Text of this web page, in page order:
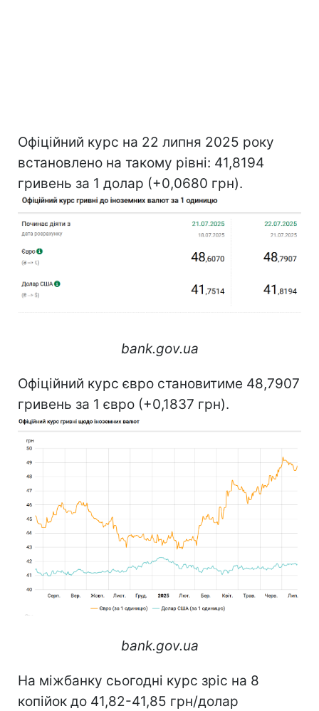
Офіційний курс на 22 липня 2025 року
встановлено на такому рівні: 41,8194
гривень за 1 долар (+0,0680 грн).
bank.gov.ua
Офіційний курс євро становитиме 48,7907
гривень за 1 євро (+0,1837 грн).
bank.gov.ua
На міжбанку сьогодні курс зріс на 8
копійок до 41,82-41,85 грн/долар